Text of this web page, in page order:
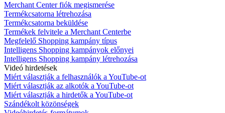
Merchant Center fiók megismerése
Termékcsatorna létrehozása
Termékcsatorna beküldése
Termékek felvitele a Merchant Centerbe
Megfelelő Shopping kampány típus
Intelligens Shopping kampányok előnyei
Intelligens Shopping kampány létrehozása
Videó hirdetések
Miért választják a felhasználók a YouTube-ot
Miért választják az alkotók a YouTube-ot
Miért választják a hirdetők a YouTube-ot
Szándékolt közönségek